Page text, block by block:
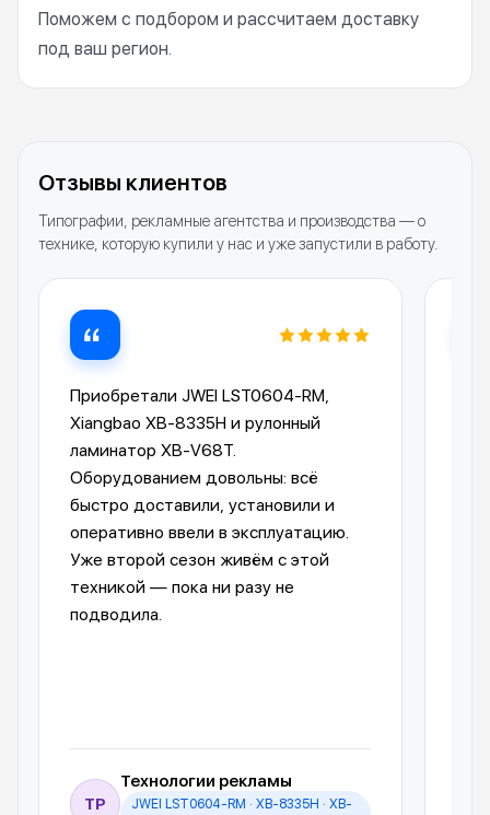
Поможем с подбором и рассчитаем доставку
под ваш регион.
Отзывы клиентов
Типографии, рекламные агентства и производства — о
технике, которую купили у нас и уже запустили в работу.
Приобретали JWEI LST0604-RM,
Xiangbao XB-8335H и рулонный
ламинатор XB-V68T.
Оборудованием довольны: всё
быстро доставили, установили и
оперативно ввели в эксплуатацию.
Уже второй сезон живём с этой
техникой — пока ни разу не
подводила.
ТР
Технологии рекламы
JWEI LST0604-RM · XB-8335H · XB-